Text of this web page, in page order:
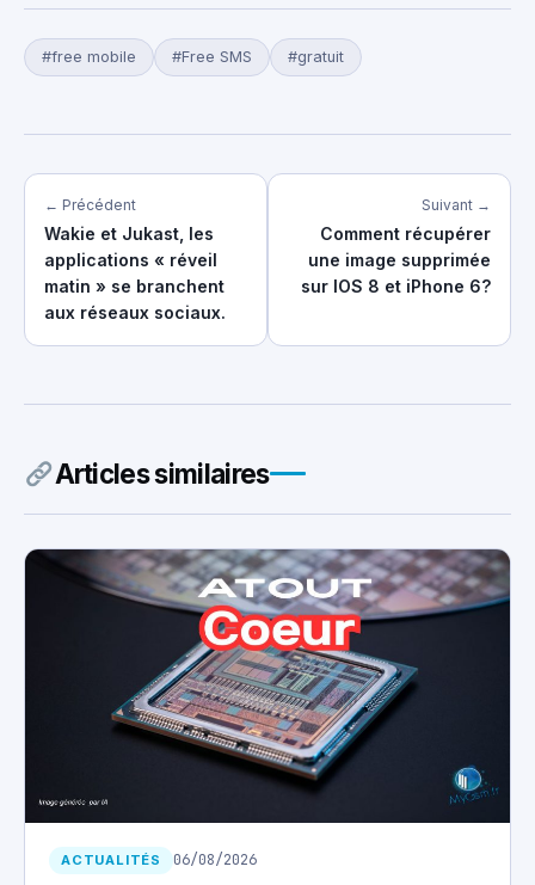
#free mobile #Free SMS #gratuit
← Précédent
Wakie et Jukast, les
applications « réveil
matin » se branchent
aux réseaux sociaux.
Suivant →
Comment récupérer
une image supprimée
sur IOS 8 et iPhone 6?
Articles similaires
ACTUALITÉS 06/08/2026